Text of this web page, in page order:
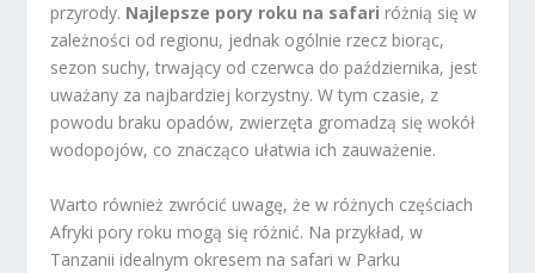
przyrody. Najlepsze pory roku na safari różnią się w
zależności od regionu, jednak ogólnie rzecz biorąc,
sezon suchy, trwający od czerwca do października, jest
uważany za najbardziej korzystny. W tym czasie, z
powodu braku opadów, zwierzęta gromadzą się wokół
wodopojów, co znacząco ułatwia ich zauważenie.
Warto również zwrócić uwagę, że w różnych częściach
Afryki pory roku mogą się różnić. Na przykład, w
Tanzanii idealnym okresem na safari w Parku